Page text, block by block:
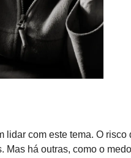
com este tema. O risco
há outras, como o